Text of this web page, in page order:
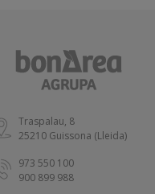
Traspalau, 8
25210 Guissona (Lleida)
973 550 100
900 899 988